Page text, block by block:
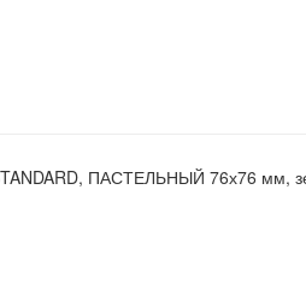
ПАСТЕЛЬНЫЙ 76х76 мм,